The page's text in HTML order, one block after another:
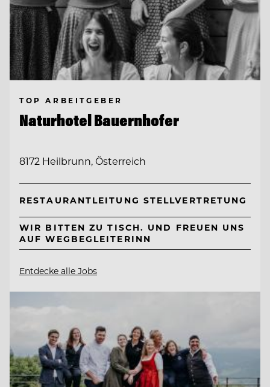
TOP ARBEITGEBER
Naturhotel Bauernhofer
8172 Heilbrunn, Österreich
RESTAURANTLEITUNG STELLVERTRETUNG
WIR BITTEN ZU TISCH. UND FREUEN UNS
AUF WEGBEGLEITERINN
Entdecke alle Jobs